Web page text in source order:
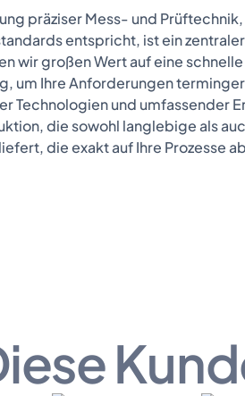
präziser Mess- und
entspricht, ist ein
wir großen Wert auf eine
um Ihre Anforderungen
Technologien und umfassender
die sowohl langlebige als
die exakt auf Ihre Prozesse